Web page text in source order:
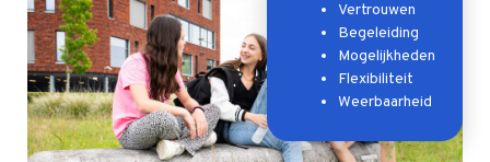
Vertrouwen
Begeleiding
Mogelijkheden
Flexibiliteit
Weerbaarheid